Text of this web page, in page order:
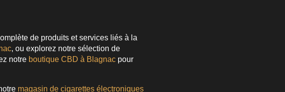
de produits et services liés à la
, ou explorez notre sélection de
notre boutique CBD à Blagnac pour
magasin de cigarettes électroniques